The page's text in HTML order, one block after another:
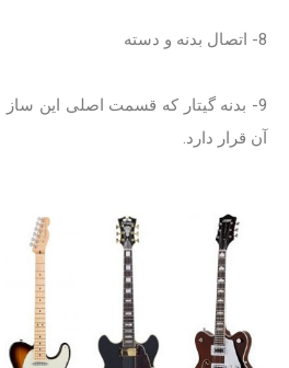
8- اتصال بدنه و دسته
9- بدنه گیتار که قسمت اصلی این
آن قرار دارد.